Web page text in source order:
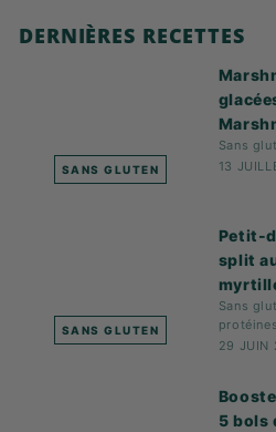
DERNIÈRES RECETTES
SANS GLUTEN
Sans
13
SANS GLUTEN
Petit-
split
Sans
protéines
29 JUIN
5 bols